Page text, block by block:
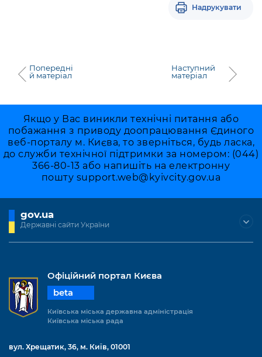
Надрукувати
Попередні
й матеріал
Наступний
матеріал
Якщо у Вас виникли технічні питання або
побажання з приводу доопрацювання Єдиного
веб-порталу м. Києва, то зверніться, будь ласка,
до служби технічної підтримки за номером: (044)
366-80-13 або напишіть на електронну
пошту support.web@kyivcity.gov.ua
gov.ua
Державні сайти України
Офіційний портал Києва
beta
Київська міська державна адміністрація
Київська міська рада
вул. Хрещатик, 36, м. Київ, 01001